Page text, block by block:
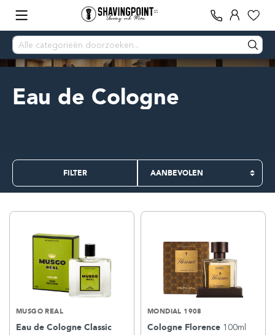
Eau de Cologne
FILTER
MUSGO REAL
Eau de Cologne Classic
MONDIAL 1908
Cologne Florence 100ml